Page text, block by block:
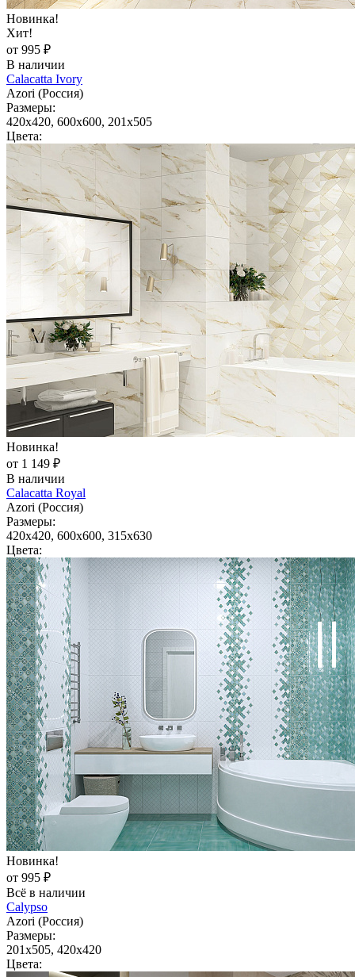
Новинка!
Хит!
от 995 ₽
В наличии
Calacatta Ivory
Azori (Россия)
Размеры:
420x420, 600x600, 201x505
Цвета:
Новинка!
от 1 149 ₽
В наличии
Calacatta Royal
Azori (Россия)
Размеры:
420x420, 600x600, 315x630
Цвета:
Новинка!
от 995 ₽
Всё в наличии
Calypso
Azori (Россия)
Размеры:
201x505, 420x420
Цвета: